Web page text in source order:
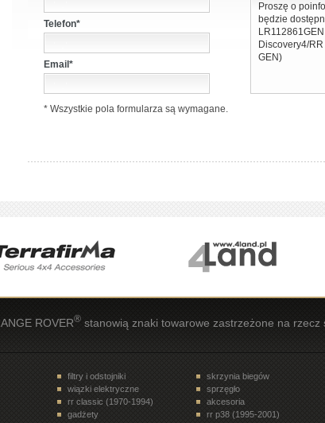
Telefon*
Email*
* Wszystkie pola formularza są wymagane.
ROVER®stanowią znaki towarowe zastrzeżone na rzecz
filtry i odstojniki
skrzynia biegów
wiązki elektryczne
sprzęgło
rr classic (1970-1994)
akcesoria
gadżety
rr p38 (1995-2001)